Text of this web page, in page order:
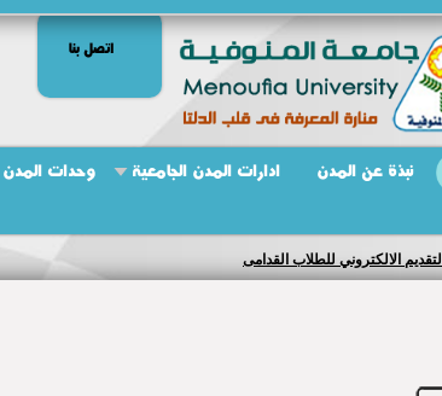
اتصل بنا
نبذة عن المدن ادارات المدن الجامعية وحدات المدن
التقديم الالكتروني للطلاب القدامى